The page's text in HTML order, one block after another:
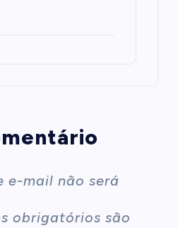
e-mail não será
obrigatórios são